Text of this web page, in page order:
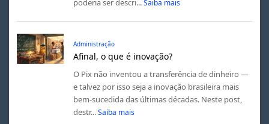
poderia ser descri... Saiba mais
Administração
Afinal, o que é inovação?
O Pix não inventou a transferência de dinheiro —
e talvez por isso seja a inovação brasileira mais
bem-sucedida das últimas décadas. Neste post,
destr... Saiba mais